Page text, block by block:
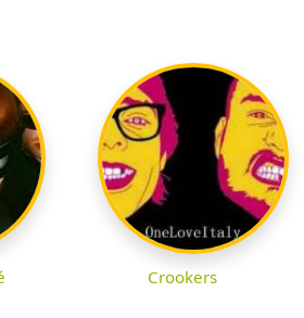
Crookers